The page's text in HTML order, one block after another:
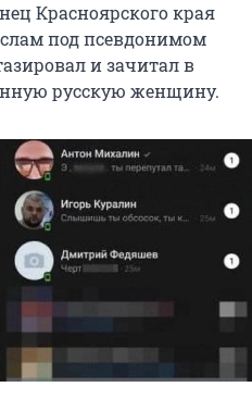
Красноярского края
под псевдонимом
и зачитал в
русскую женщину.